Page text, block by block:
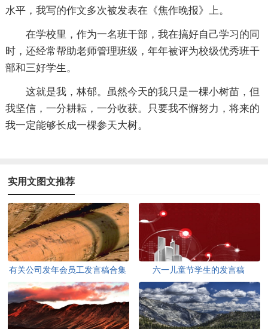
水平，我写的作文多次被发表在《焦作晚报》上。
在学校里，作为一名班干部，我在搞好自己学习的同
时，还经常帮助老师管理班级，年年被评为校级优秀班干
部和三好学生。
这就是我，林郁。虽然今天的我只是一棵小树苗，但
我坚信，一分耕耘，一分收获。只要我不懈努力，将来的
我一定能够长成一棵参天大树。
实用文图文推荐
有关公司发年会员工发言稿合集
10篇
六一儿童节学生的发言稿